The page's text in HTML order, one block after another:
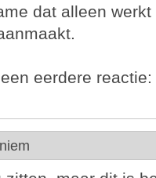
dat alleen
eerdere